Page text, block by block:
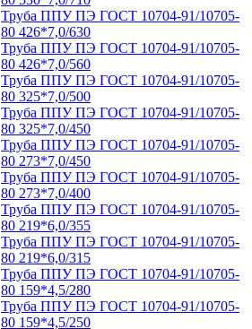
Труба ППУ ПЭ ГОСТ 10704-91/10705-
80 426*7,0/630
Труба ППУ ПЭ ГОСТ 10704-91/10705-
80 426*7,0/560
Труба ППУ ПЭ ГОСТ 10704-91/10705-
80 325*7,0/500
Труба ППУ ПЭ ГОСТ 10704-91/10705-
80 325*7,0/450
Труба ППУ ПЭ ГОСТ 10704-91/10705-
80 273*7,0/450
Труба ППУ ПЭ ГОСТ 10704-91/10705-
80 273*7,0/400
Труба ППУ ПЭ ГОСТ 10704-91/10705-
80 219*6,0/355
Труба ППУ ПЭ ГОСТ 10704-91/10705-
80 219*6,0/315
Труба ППУ ПЭ ГОСТ 10704-91/10705-
80 159*4,5/280
Труба ППУ ПЭ ГОСТ 10704-91/10705-
80 159*4,5/250